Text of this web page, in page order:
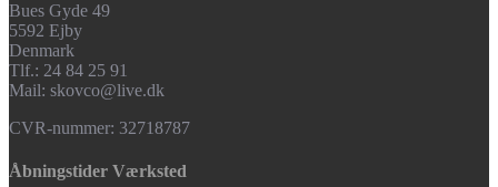
Bues Gyde 49
5592 Ejby
Denmark
Tlf.: 24 84 25 91
Mail: skovco@live.dk
CVR-nummer: 32718787
Åbningstider Værksted